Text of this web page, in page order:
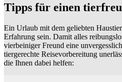
Tipps für einen
Ein Urlaub mit dem geliebten
Erfahrung sein. Damit alles
vierbeiniger Freund eine
tiergerechte Reisevorbereitung
die Ihnen dabei helfen: